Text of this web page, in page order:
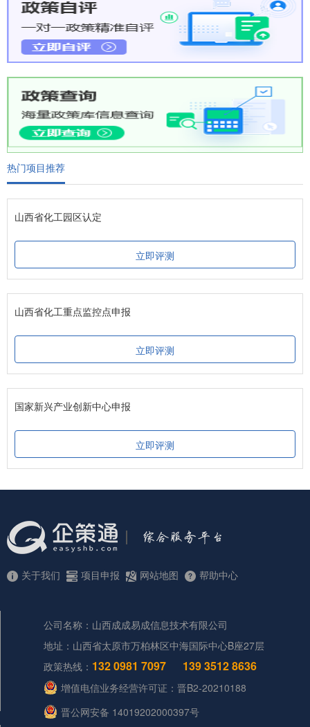
热门项目推荐
山西省化工园区认定
立即评测
山西省化工重点监控点申报
立即评测
国家新兴产业创新中心申报
立即评测
关于我们 项目申报 网站地图 帮助中心
公司名称：山西成成易成信息技术有限公司
地址：山西省太原市万柏林区中海国际中心B座27层
政策热线： 132 0981 7097 139 3512 8636
增值电信业务经营许可证：晋B2-20210188
晋公网安备 14019202000397号